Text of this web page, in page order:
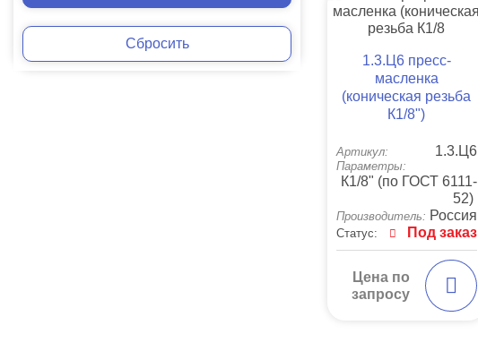
Сбросить
1.3.Ц6 пресс-
масленка
(коническая резьба
К1/8")
Артикул: 1.3.Ц6
Параметры:
К1/8" (по ГОСТ 6111-
52)
Производитель: Россия
Статус: Под заказ
Цена по
запросу